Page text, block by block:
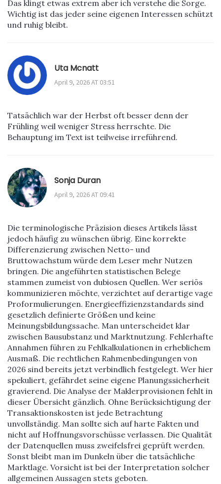
Das klingt etwas extrem aber ich verstehe die Sorge.
Wichtig ist das jeder seine eigenen Interessen schützt
und ruhig bleibt.
Uta Mcnatt
April 9, 2026 AT 03:51
Tatsächlich war der Herbst oft besser denn der
Frühling weil weniger Stress herrschte. Die
Behauptung im Text ist teilweise irreführend.
Sonja Duran
April 9, 2026 AT 09:41
Die terminologische Präzision dieses Artikels lässt
jedoch häufig zu wünschen übrig. Eine korrekte
Differenzierung zwischen Netto- und
Bruttowachstum würde dem Leser mehr Nutzen
bringen. Die angeführten statistischen Belege
stammen zumeist von dubiosen Quellen. Wer seriös
kommunizieren möchte, verzichtet auf derartige vage
Proformulierungen. Energieeffizienzstandards sind
gesetzlich definierte Größen und keine
Meinungsbildungssache. Man unterscheidet klar
zwischen Bausubstanz und Marktnutzung. Fehlerhafte
Annahmen führen zu Fehlkalkulationen in erheblichem
Ausmaß. Die rechtlichen Rahmenbedingungen von
2026 sind bereits jetzt verbindlich festgelegt. Wer hier
spekuliert, gefährdet seine eigene Planungssicherheit
gravierend. Die Analyse der Maklerprovisionen fehlt in
dieser Übersicht gänzlich. Ohne Berücksichtigung der
Transaktionskosten ist jede Betrachtung
unvollständig. Man sollte sich auf harte Fakten und
nicht auf Hoffnungsvorschüsse verlassen. Die Qualität
der Datenquellen muss zweifelsfrei geprüft werden.
Sonst bleibt man im Dunkeln über die tatsächliche
Marktlage. Vorsicht ist bei der Interpretation solcher
allgemeinen Aussagen stets geboten.